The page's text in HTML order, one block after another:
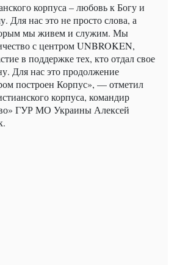
корпуса – любовь к Богу и
Для нас это не просто слова, а
мы живем и служим. Мы
с центром UNBROKEN,
в поддержке тех, кто отдал свое
Для нас это продолжение
построен Корпус», — отметил
корпуса, командир
ГУР МО Украины Алексей